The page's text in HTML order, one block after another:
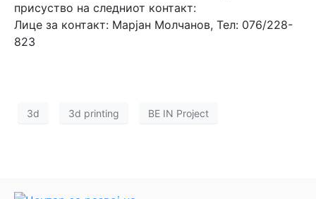
присуство на следниот контакт:
Лице за контакт: Марјан Молчанов, Тел: 076/228-
823
3d 3d printing BE IN Project